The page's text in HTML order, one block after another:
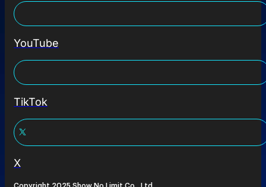
YouTube
TikTok
X
Copyright 2025 Show No Limit Co., Ltd.